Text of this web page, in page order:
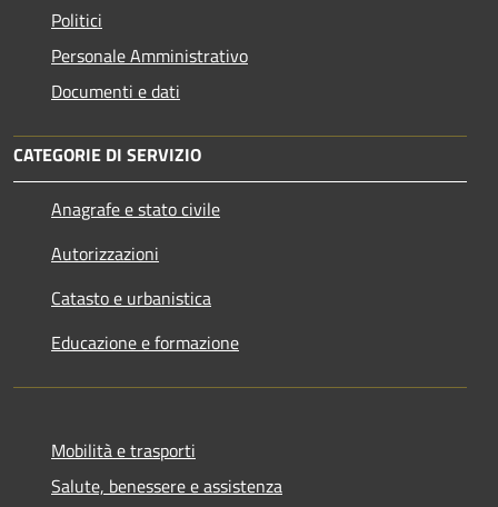
Politici
Personale Amministrativo
Documenti e dati
CATEGORIE DI SERVIZIO
Anagrafe e stato civile
Autorizzazioni
Catasto e urbanistica
Educazione e formazione
Mobilità e trasporti
Salute, benessere e assistenza